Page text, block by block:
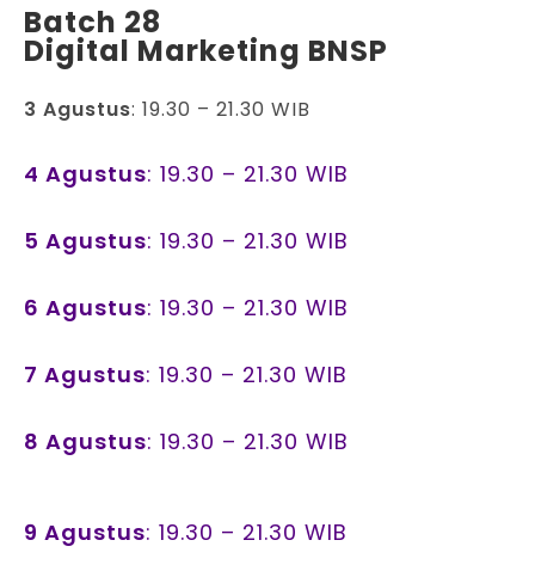
Batch 28
Digital Marketing BNSP
3 Agustus: 19.30 – 21.30 WIB
4 Agustus: 19.30 – 21.30 WIB
5 Agustus: 19.30 – 21.30 WIB
6 Agustus: 19.30 – 21.30 WIB
7 Agustus: 19.30 – 21.30 WIB
8 Agustus: 19.30 – 21.30 WIB
9 Agustus: 19.30 – 21.30 WIB